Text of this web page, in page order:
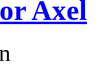
Axel